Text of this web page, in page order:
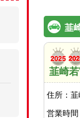
韮
韮崎
住所： 韮
営業時間